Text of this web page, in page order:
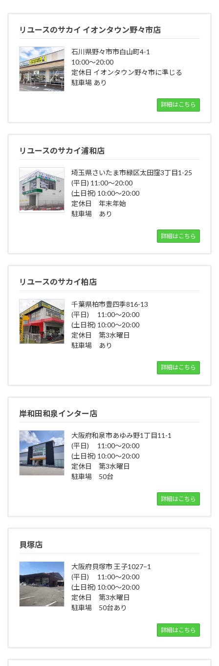
リユースのサカイ イオンタウン野々市店
石川県野々市市白山町4-1
10:00～20:00
定休日 イオンタウン野々市に準じる
駐車場 あり
詳細はこちら
リユースのサカイ浦和店
埼玉県さいたま市緑区太田窪3丁目1-25
(平日) 11:00～20:00
(土日祝) 10:00～20:00
定休日 年末年始
駐車場 あり
詳細はこちら
リユースのサカイ柏店
千葉県柏市豊四季816-13
(平日) 11:00～20:00
(土日祝) 10:00～20:00
定休日 第3水曜日
駐車場 あり
詳細はこちら
岸和田和泉インター店
大阪府和泉市あゆみ野1丁目11-1
(平日) 11:00～20:00
(土日祝) 10:00～20:00
定休日 第3水曜日
駐車場 50台
詳細はこちら
貝塚店
大阪府貝塚市 王子1027−1
(平日) 11:00～20:00
(土日祝) 10:00～20:00
定休日 第3水曜日
駐車場 50台あり
詳細はこちら